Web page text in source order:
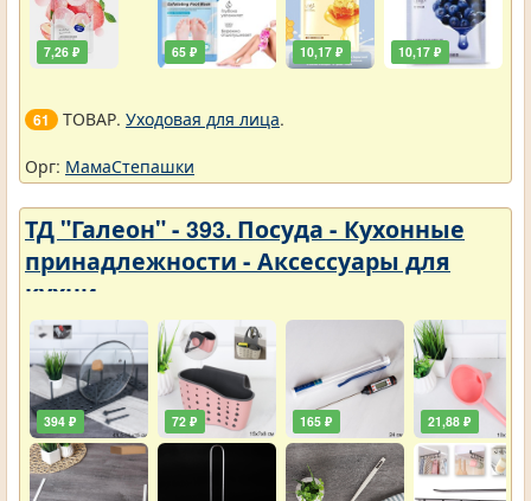
7,26 ₽ 65 ₽ 10,17 ₽ 10,17 ₽
61 ТОВАР. Уходовая для лица.
Орг: МамаСтепашки
ТД "Галеон" - 393. Посуда - Кухонные
принадлежности - Аксессуары для
кухни
394 ₽ 72 ₽ 165 ₽ 21,88 ₽